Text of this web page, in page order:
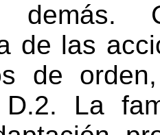
de las
de
D.2. La